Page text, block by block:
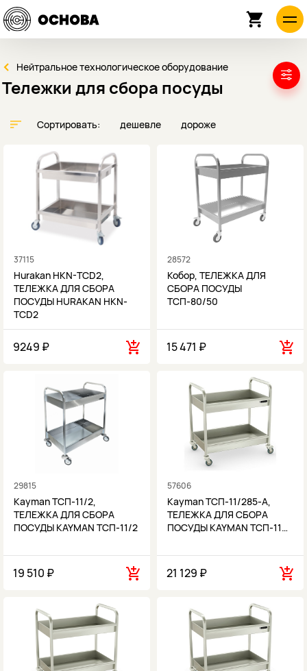
Нейтральное технологическое оборудование
Тележки для сбора посуды
Сортировать: дешевле дороже
37115
Hurakan HKN-TCD2,
ТЕЛЕЖКА ДЛЯ СБОРА
ПОСУДЫ HURAKAN HKN-
TCD2
9249 ₽
28572
Кобор, ТЕЛЕЖКА ДЛЯ
СБОРА ПОСУДЫ
ТСП-80/50
15 471 ₽
29815
Kayman ТСП-11/2,
ТЕЛЕЖКА ДЛЯ СБОРА
ПОСУДЫ KAYMAN ТСП-11/2
19 510 ₽
57606
Kayman ТСП-11/285-А,
ТЕЛЕЖКА ДЛЯ СБОРА
ПОСУДЫ KAYMAN ТСП-11…
21 129 ₽